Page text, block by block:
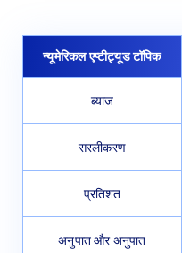
न्यूमेरिकल एप्टीट्यूड टॉपिक
ब्याज
सरलीकरण
प्रतिशत
अनुपात और अनुपात